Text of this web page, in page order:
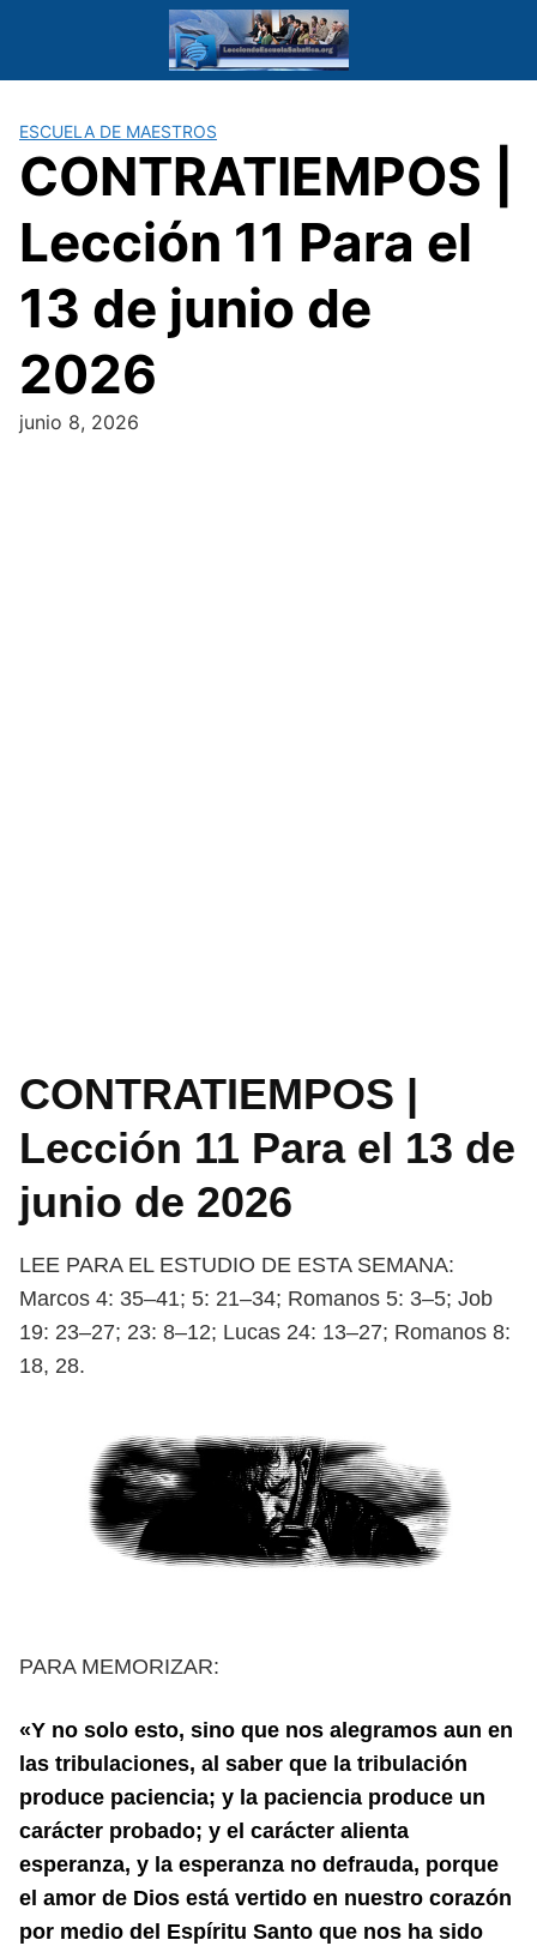
ESCUELA DE MAESTROS
CONTRATIEMPOS |
Lección 11 Para el
13 de junio de
2026
junio 8, 2026
CONTRATIEMPOS |
Lección 11 Para el 13 de
junio de 2026
LEE PARA EL ESTUDIO DE ESTA SEMANA:
Marcos 4: 35–41; 5: 21–34; Romanos 5: 3–5; Job
19: 23–27; 23: 8–12; Lucas 24: 13–27; Romanos 8:
18, 28.
PARA MEMORIZAR:
«Y no solo esto, sino que nos alegramos aun en
las tribulaciones, al saber que la tribulación
produce paciencia; y la paciencia produce un
carácter probado; y el carácter alienta
esperanza, y la esperanza no defrauda, porque
el amor de Dios está vertido en nuestro corazón
por medio del Espíritu Santo que nos ha sido